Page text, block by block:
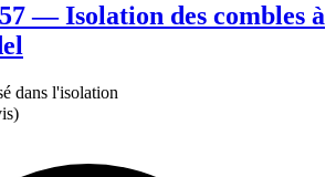
— Isolation des combles à
dans l'isolation